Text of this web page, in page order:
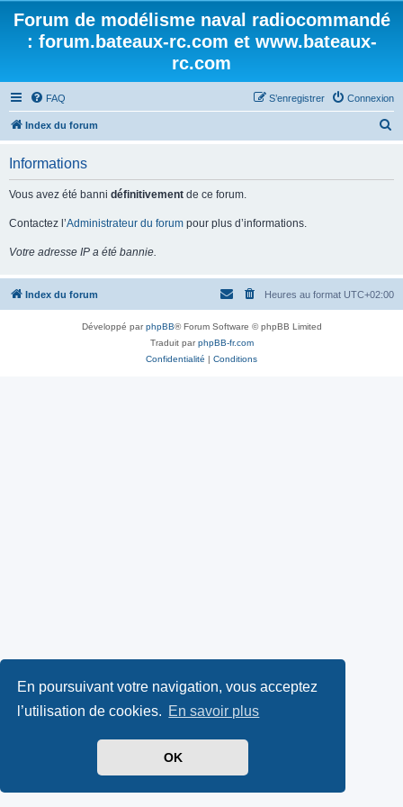
En poursuivant votre navigation, vous acceptez
l’utilisation de cookies. En savoir plus
OK
Forum de modélisme naval radiocommandé
: forum.bateaux-rc.com et www.bateaux-
rc.com
FAQ Connexion
S’enregistrer
Index du forum
e
Informations
Vous avez été banni définitivement de ce forum.
Contactez l’Administrateur du forum pour plus d’informations.
Votre adresse IP a été bannie.
Index du forum Heures au format UTC+02:00
Développé parphpBB® Forum Software © phpBB Limited
Traduit parphpBB-fr.com
Confidentialité | Conditions